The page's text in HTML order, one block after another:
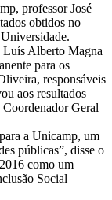
professor José
obtidos no
Luís Alberto Magna
para os
responsáveis
aos resultados
Coordenador Geral
a Unicamp, um
públicas”, disse o
como um
Social